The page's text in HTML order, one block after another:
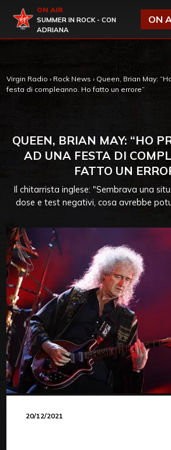
Virgin Radio
ON AIR
SUMMER IN ROCK - CON
ADRIANA
ON
Virgin Radio › Rock News › Queen, Brian May:
festa di compleanno. Ho fatto un errore”
QUEEN, BRIAN MAY: “HO
AD UNA FESTA DI
FATTO UN
Il chitarrista inglese: "Sembrava una
dose e test negativi, cosa avrebbe
20/12/2021